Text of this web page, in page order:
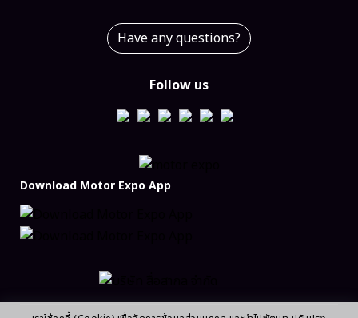
Have any questions?
Follow us
Download Motor Expo App